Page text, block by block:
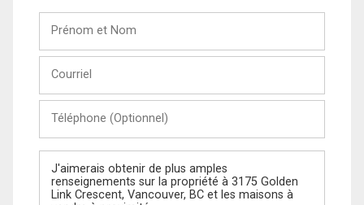
Nom
(Optionnel)
Message